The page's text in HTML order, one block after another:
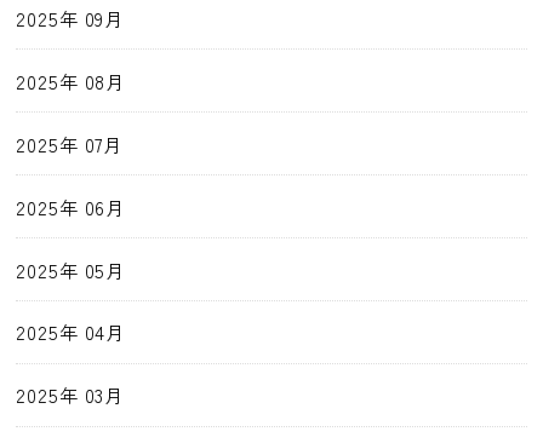
2025年 09月
2025年 08月
2025年 07月
2025年 06月
2025年 05月
2025年 04月
2025年 03月